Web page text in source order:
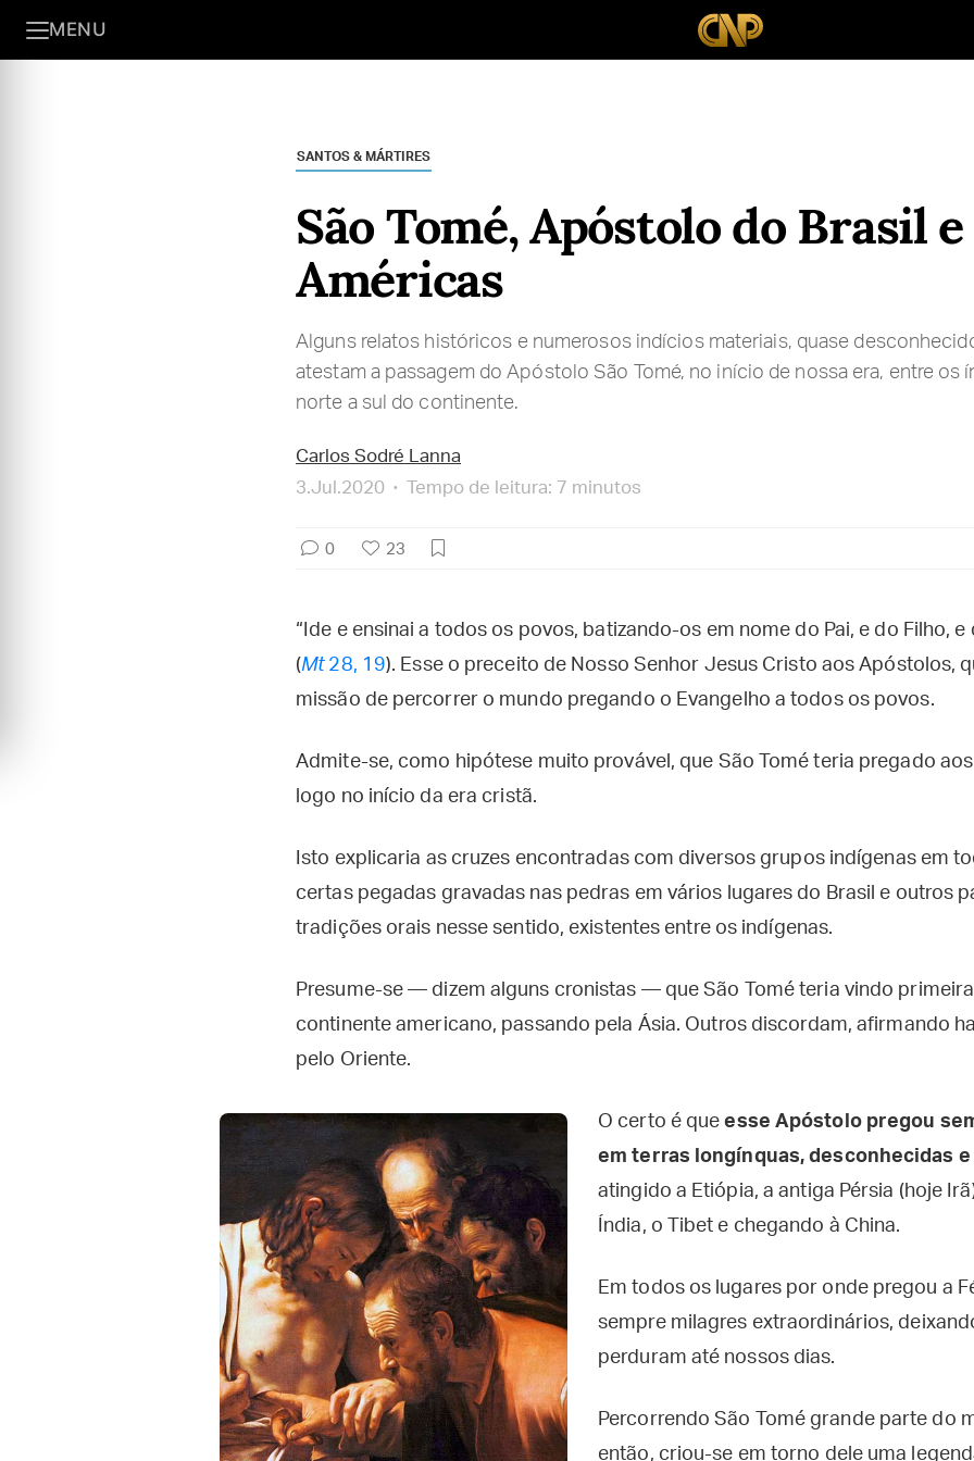
MENU
SANTOS & MÁRTIRES
São Tomé, Apóstolo do Brasil e
Américas
Alguns relatos históricos e numerosos indícios materiais, quase
atestam a passagem do Apóstolo São Tomé, no início de nossa era, entre os
norte a sul do continente.
Carlos Sodré Lanna
3.Jul.2020
Tempo de leitura: 7 minutos
0 23
“Ide e ensinai a todos os povos, batizando-os em nome do Pai, e do Filho,
(Mt28, 19). Esse o preceito de Nosso Senhor Jesus Cristo aos Apóstolos,
missão de percorrer o mundo pregando o Evangelho a todos os povos.
Admite-se, como hipótese muito provável, que São Tomé teria pregado
logo no início da era cristã.
Isto explicaria as cruzes encontradas com diversos grupos indígenas em
certas pegadas gravadas nas pedras em vários lugares do Brasil e outros
tradições orais nesse sentido, existentes entre os indígenas.
Presume-se — dizem alguns cronistas — que São Tomé teria vindo
continente americano, passando pela Ásia. Outros discordam, afirmando
pelo Oriente.
O certo é queesse Apóstolo pregou
em terras longínquas, desconhecidas
atingido a Etiópia, a antiga Pérsia (hoje
Índia, o Tibet e chegando à China.
Em todos os lugares por onde pregou a
sempre milagres extraordinários,
perduram até nossos dias.
Percorrendo São Tomé grande parte do
então, criou-se em torno dele uma